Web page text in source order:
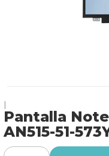
Pantalla
AN515-51-